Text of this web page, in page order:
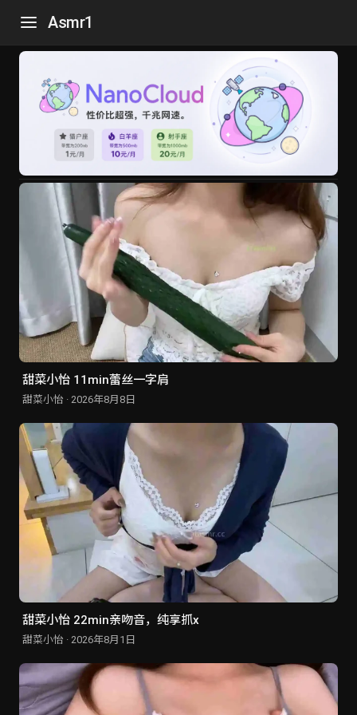
Asmr1
甜菜小怡 11min蕾丝一字肩
甜菜小怡 · 2026年8月8日
甜菜小怡 22min亲吻音，纯享抓x
甜菜小怡 · 2026年8月1日